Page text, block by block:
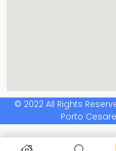
© 2022 All Rights
Porto